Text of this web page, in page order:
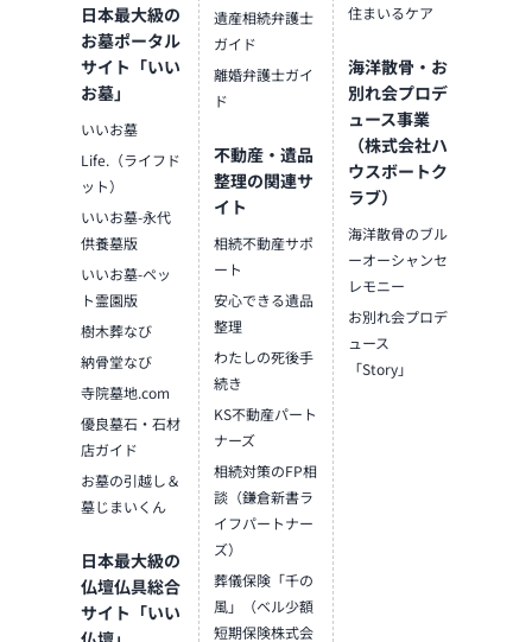
日本最大級の
お墓ポータル
サイト「いい
お墓」
いいお墓
Life.（ライフド
ット）
いいお墓-永代
供養墓版
いいお墓-ペッ
ト霊園版
樹木葬なび
納骨堂なび
寺院墓地.com
優良墓石・石材
店ガイド
お墓の引越し＆
墓じまいくん
日本最大級の
仏壇仏具総合
サイト「いい
遺産相続弁護士
ガイド
離婚弁護士ガイ
ド
不動産・遺品
整理の関連サ
イト
相続不動産サポ
ート
安心できる遺品
整理
わたしの死後手
続き
KS不動産パート
ナーズ
相続対策のFP相
談（鎌倉新書ラ
イフパートナー
ズ）
葬儀保険「千の
風」（ベル少額
短期保険株式会
住まいるケア
海洋散骨・お
別れ会プロデ
ュース事業
（株式会社ハ
ウスボートク
ラブ）
海洋散骨のブル
ーオーシャンセ
レモニー
お別れ会プロデ
ュース
「Story」